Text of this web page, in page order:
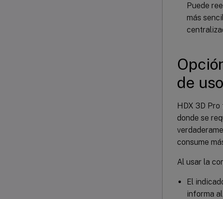
Puede
más
de
HDX 3D
donde se
consume
Al usar la
El
informa